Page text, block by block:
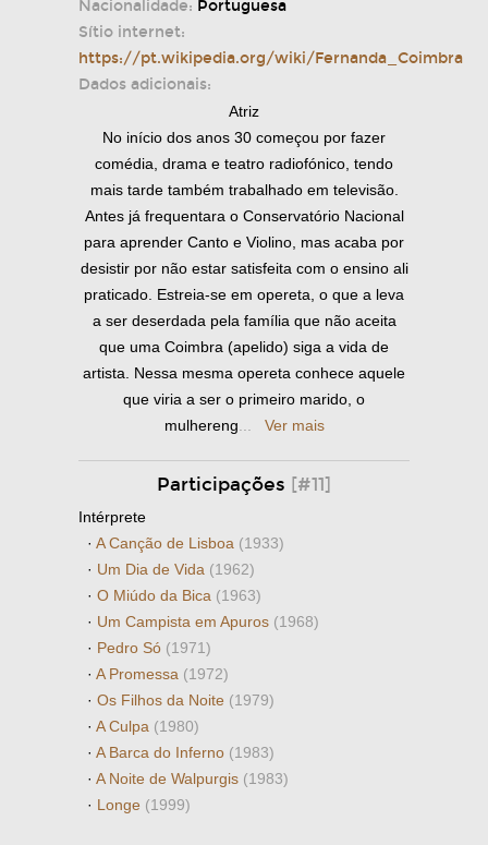
Nacionalidade: Portuguesa
Sítio internet:
https://pt.wikipedia.org/wiki/Fernanda_Coimbra
Dados adicionais:
Atriz
No início dos anos 30 começou por fazer
comédia, drama e teatro radiofónico, tendo
mais tarde também trabalhado em televisão.
Antes já frequentara o Conservatório Nacional
para aprender Canto e Violino, mas acaba por
desistir por não estar satisfeita com o ensino ali
praticado. Estreia-se em opereta, o que a leva
a ser deserdada pela família que não aceita
que uma Coimbra (apelido) siga a vida de
artista. Nessa mesma opereta conhece aquele
que viria a ser o primeiro marido, o
mulhereng
Ver mais
Participações [#11]
Intérprete
· A Canção de Lisboa (1933)
· Um Dia de Vida (1962)
· O Miúdo da Bica (1963)
· Um Campista em Apuros (1968)
· Pedro Só (1971)
· A Promessa (1972)
· Os Filhos da Noite (1979)
· A Culpa (1980)
· A Barca do Inferno (1983)
· A Noite de Walpurgis (1983)
· Longe (1999)